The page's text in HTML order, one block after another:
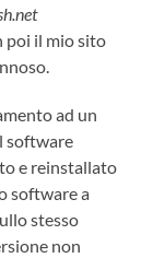
poi il mio sito
ad un
software
e reinstallato
software a
stesso
non